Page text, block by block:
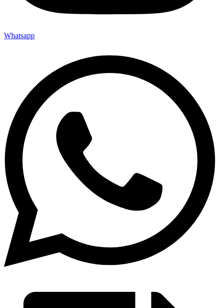
Whatsapp